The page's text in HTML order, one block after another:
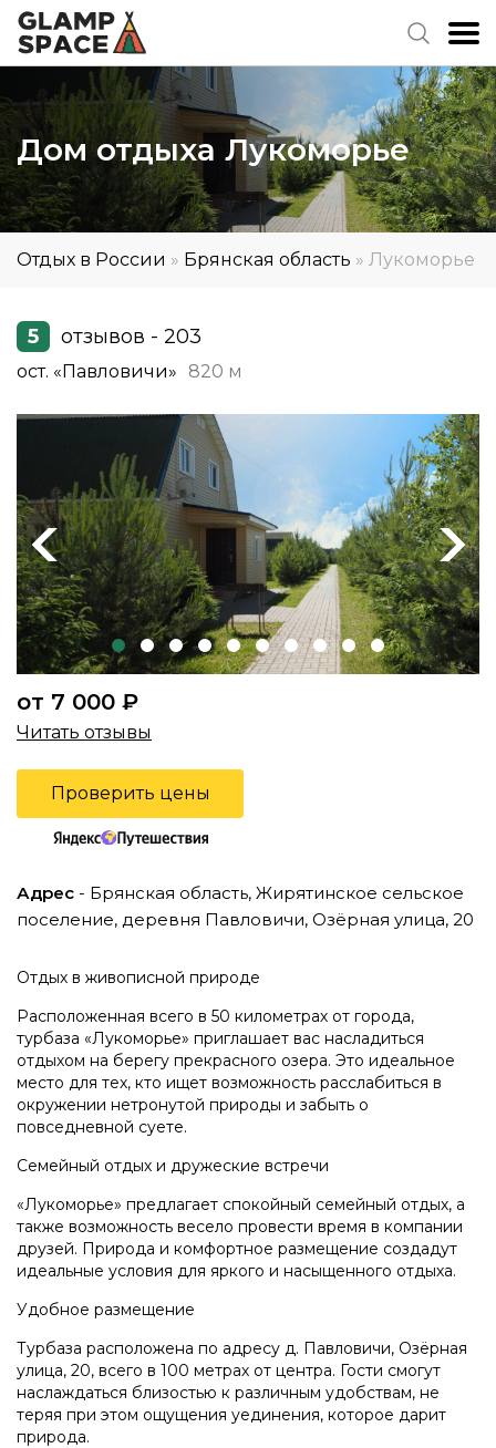
Дом отдыха Лукоморье
Отдых в России » Брянская область » Лукоморье
5 отзывов - 203
ост. «Павловичи» 820 м
Previous Next
от 7 000 ₽
Читать отзывы
Проверить цены
Адрес - Брянская область, Жирятинское сельское
поселение, деревня Павловичи, Озёрная улица, 20
Отдых в живописной природе
Расположенная всего в 50 километрах от города,
турбаза «Лукоморье» приглашает вас насладиться
отдыхом на берегу прекрасного озера. Это идеальное
место для тех, кто ищет возможность расслабиться в
окружении нетронутой природы и забыть о
повседневной суете.
Семейный отдых и дружеские встречи
«Лукоморье» предлагает спокойный семейный отдых, а
также возможность весело провести время в компании
друзей. Природа и комфортное размещение создадут
идеальные условия для яркого и насыщенного отдыха.
Удобное размещение
Турбаза расположена по адресу д. Павловичи, Озёрная
улица, 20, всего в 100 метрах от центра. Гости смогут
наслаждаться близостью к различным удобствам, не
теряя при этом ощущения уединения, которое дарит
природа.